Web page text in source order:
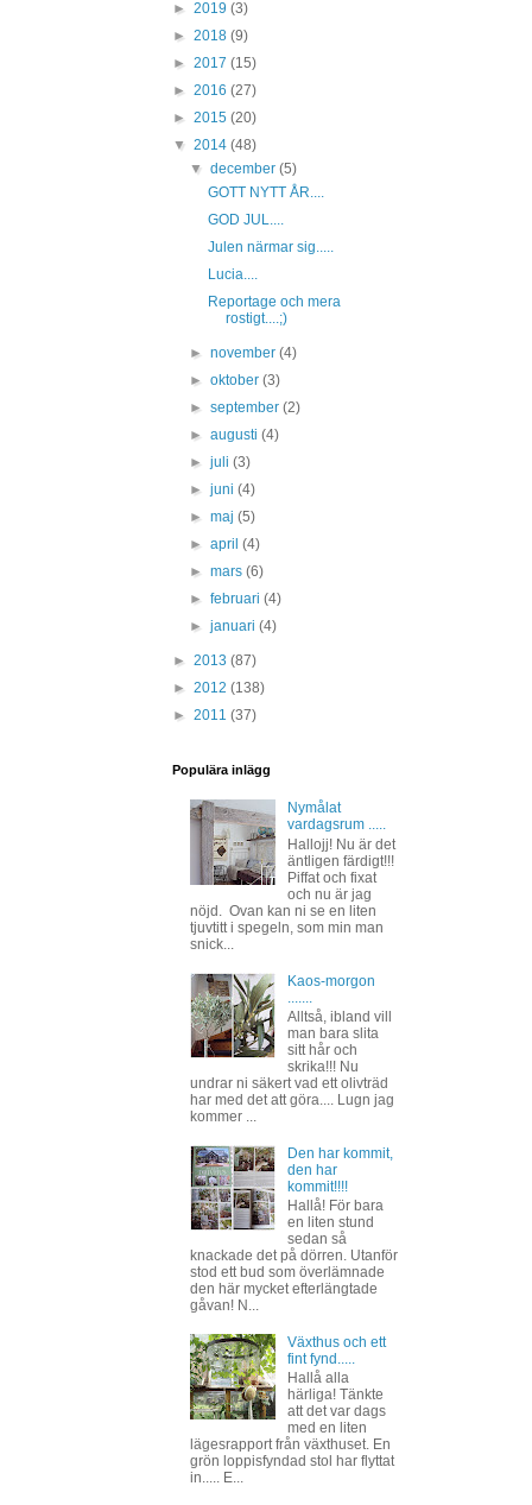
► 2019 (3)
► 2018 (9)
► 2017 (15)
► 2016 (27)
► 2015 (20)
▼ 2014 (48)
▼december(5)
GOTT NYTT ÅR....
GOD JUL....
Julen närmar sig.....
Lucia....
Reportage och mera
rostigt....;)
►november(4)
►oktober(3)
►september(2)
►augusti(4)
►juli(3)
►juni(4)
►maj(5)
►april(4)
►mars(6)
►februari(4)
►januari(4)
► 2013 (87)
► 2012 (138)
► 2011 (37)
Populära inlägg
Nymålat
vardagsrum .....
Hallojj! Nu är det
äntligen färdigt!!!
Piffat och fixat
och nu är jag
nöjd. Ovan kan ni se en liten
tjuvtitt i spegeln, som min man
snick...
Kaos-morgon
Alltså, ibland vill
man bara slita
sitt hår och
skrika!!! Nu
undrar ni säkert vad ett olivträd
har med det att göra.... Lugn jag
kommer ...
Den har kommit,
den har
kommit!!!!
Hallå! För bara
en liten stund
sedan så
knackade det på dörren. Utanför
stod ett bud som överlämnade
den här mycket efterlängtade
gåvan! N...
Växthus och ett
fint fynd.....
Hallå alla
härliga! Tänkte
att det var dags
med en liten
lägesrapport från växthuset. En
grön loppisfyndad stol har flyttat
in..... E...